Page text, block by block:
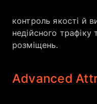
контроль якості й
недійсного трафіку
розміщень.
Advanced